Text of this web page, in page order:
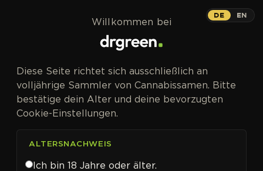
DE EN
Willkommen bei
Diese Seite richtet sich ausschließlich an
volljährige Sammler von Cannabissamen. Bitte
bestätige dein Alter und deine bevorzugten
Cookie-Einstellungen.
ALTERSNACHWEIS
Ich bin 18 Jahre oder älter.